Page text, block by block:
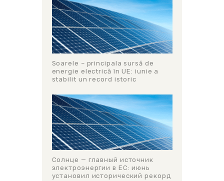
Soarele – principala sursă de
energie electrică în UE: iunie a
stabilit un record istoric
Солнце — главный источник
электроэнергии в ЕС: июнь
установил исторический рекорд